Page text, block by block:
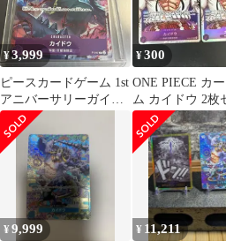
¥3,999
ピースカードゲーム 1st
アニバーサリーガイド
カイドウ プロモ限定
カード
¥300
ONE PIECE カ
ム カイドウ 2枚
ト 管理番号
¥9,999 ¥ 11,211